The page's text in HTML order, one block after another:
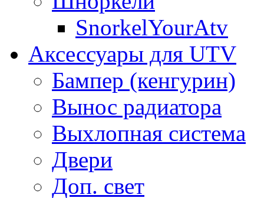
SnorkelYourAtv
Аксессуары для UTV
Бампер (кенгурин)
Вынос радиатора
Выхлопная система
Двери
Доп. свет